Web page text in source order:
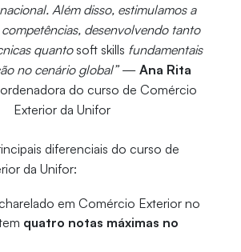
Além disso, estimulamos a
desenvolvendo tanto
quanto soft skills fundamentais
no cenário global”— Ana Rita
do curso de Comércio
Exterior da Unifor
diferenciais do curso de
da Unifor:
em Comércio Exterior no
quatro notas máximas no